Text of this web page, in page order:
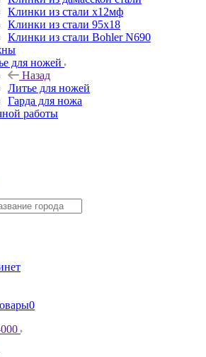
Клинки из стали х12мф
Клинки из стали 95х18
Клинки из стали Bohler N690
для ножей
Назад
Литье для ножей
Гарда для ножа
работы
0